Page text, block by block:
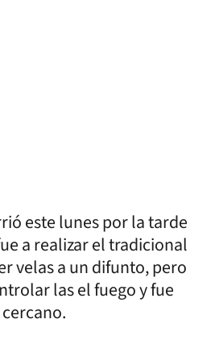
este lunes por la tarde
a realizar el tradicional
velas a un difunto, pero
las el fuego y fue